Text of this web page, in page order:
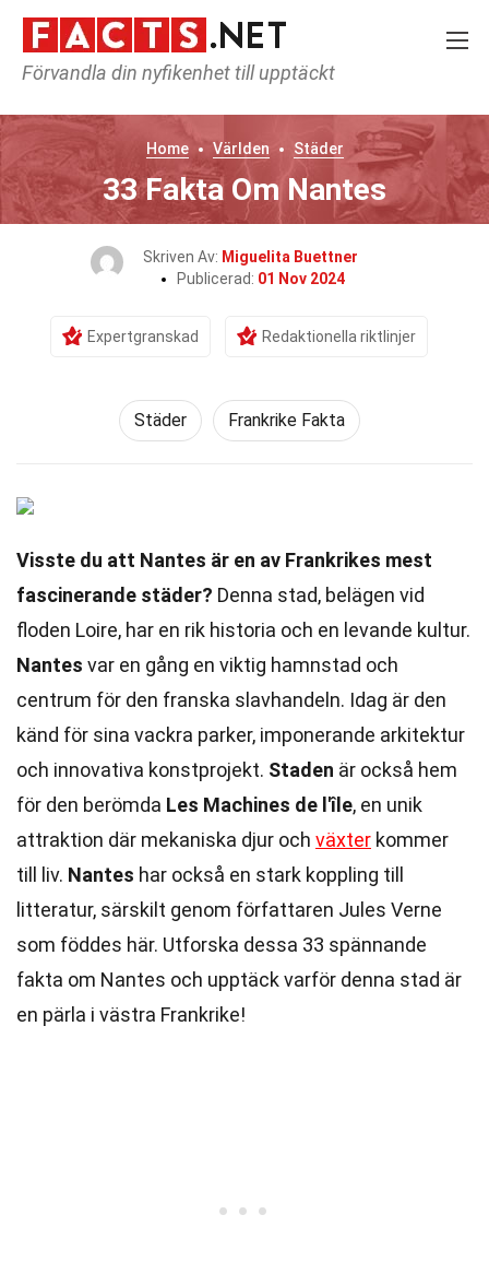
Förvandla din nyfikenhet till upptäckt
Home Världen Städer
33 Fakta Om Nantes
Skriven Av: Miguelita Buettner
Publicerad: 01 Nov 2024
Expertgranskad Redaktionella riktlinjer
Städer Frankrike Fakta
Visste du att Nantes är en av Frankrikes mest
fascinerande städer? Denna stad, belägen vid
floden Loire, har en rik historia och en levande kultur.
Nantes var en gång en viktig hamnstad och
centrum för den franska slavhandeln. Idag är den
känd för sina vackra parker, imponerande arkitektur
och innovativa konstprojekt. Staden är också hem
för den berömda Les Machines de l'île, en unik
attraktion där mekaniska djur och växter kommer
till liv. Nantes har också en stark koppling till
litteratur, särskilt genom författaren Jules Verne
som föddes här. Utforska dessa 33 spännande
fakta om Nantes och upptäck varför denna stad är
en pärla i västra Frankrike!